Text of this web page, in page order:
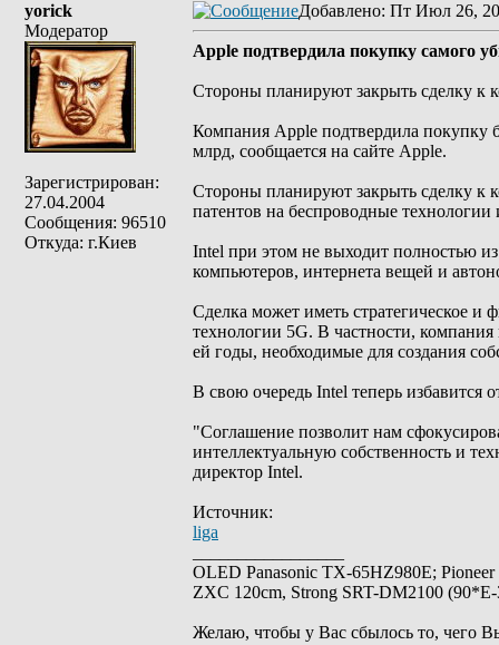
yorick
Модератор
Зарегистрирован:
27.04.2004
Сообщения: 96510
Откуда: г.Киев
Добавлено: Пт Июл 26,
Apple подтвердила покупку самого
Стороны планируют закрыть сделку к
Компания Apple подтвердила покупку
млрд, сообщается на сайте Apple.
Стороны планируют закрыть сделку к
патентов на беспроводные
Intel при этом не выходит полностью
компьютеров, интернета вещей и
Сделка может иметь стратегическое и
технологии 5G. В частности,
ей годы, необходимые для создания
В свою очередь Intel теперь избавится
"Соглашение позволит нам
интеллектуальную собственность и
директор Intel.
Источник:
liga
OLED Panasonic TX-65HZ980E;
ZXC 120cm, Strong SRT-DM2100
Желаю, чтобы у Вас сбылось то, чего